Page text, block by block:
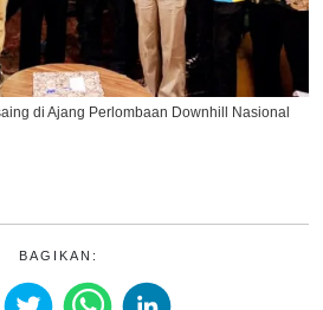
di Ajang Perlombaan Downhill Nasional
BAGIKAN: